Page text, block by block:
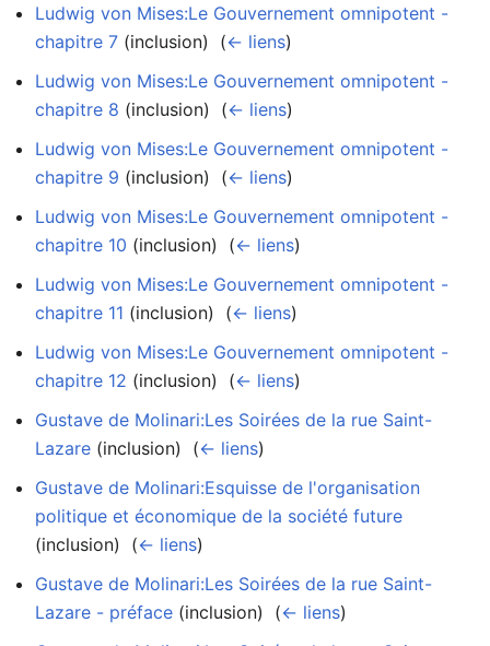
Ludwig von Mises:Le Gouvernement omnipotent -
chapitre 7 (inclusion) ‎ (← liens)
Ludwig von Mises:Le Gouvernement omnipotent -
chapitre 8 (inclusion) ‎ (← liens)
Ludwig von Mises:Le Gouvernement omnipotent -
chapitre 9 (inclusion) ‎ (← liens)
Ludwig von Mises:Le Gouvernement omnipotent -
chapitre 10 (inclusion) ‎ (← liens)
Ludwig von Mises:Le Gouvernement omnipotent -
chapitre 11 (inclusion) ‎ (← liens)
Ludwig von Mises:Le Gouvernement omnipotent -
chapitre 12 (inclusion) ‎ (← liens)
Gustave de Molinari:Les Soirées de la rue Saint-
Lazare (inclusion) ‎ (← liens)
Gustave de Molinari:Esquisse de l'organisation
politique et économique de la société future
(inclusion) ‎ (← liens)
Gustave de Molinari:Les Soirées de la rue Saint-
Lazare - préface (inclusion) ‎ (← liens)